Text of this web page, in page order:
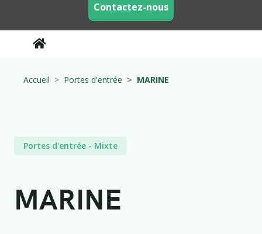
Contactez-nous
Accueil Portes d'entrée MARINE
Portes d'entrée - Mixte
MARINE